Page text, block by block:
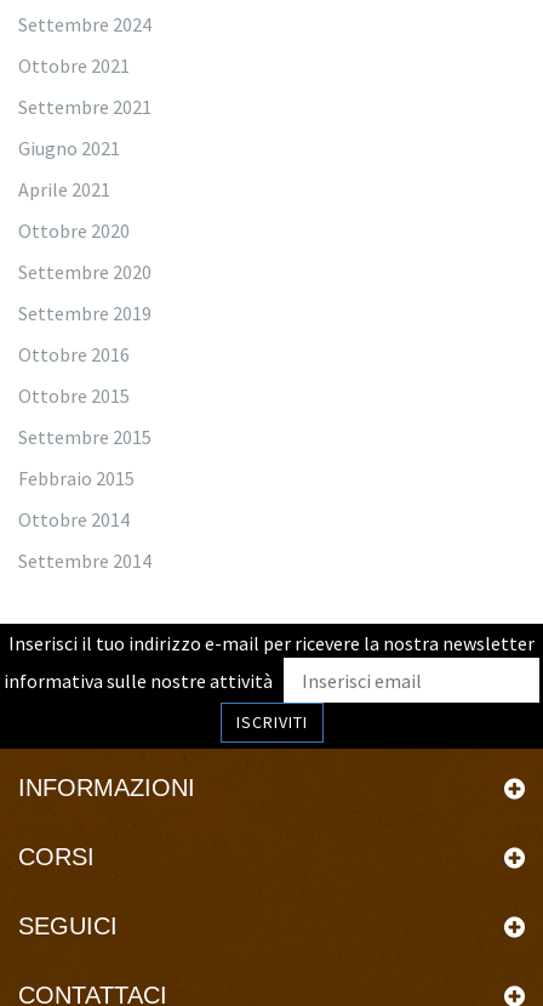
Settembre 2024
Ottobre 2021
Settembre 2021
Giugno 2021
Aprile 2021
Ottobre 2020
Settembre 2020
Settembre 2019
Ottobre 2016
Ottobre 2015
Settembre 2015
Febbraio 2015
Ottobre 2014
Settembre 2014
Inserisci il tuo indirizzo e-mail per ricevere la nostra newsletter
informativa sulle nostre attività
ISCRIVITI
INFORMAZIONI
CORSI
SEGUICI
CONTATTACI